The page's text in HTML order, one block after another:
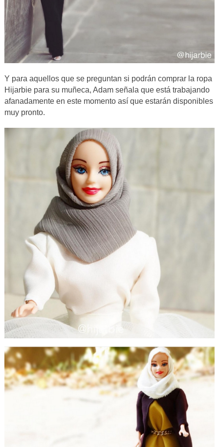
Y para aquellos que se preguntan si podrán comprar la ropa
Hijarbie para su muñeca, Adam señala que está trabajando
afanadamente en este momento así que estarán disponibles
muy pronto.